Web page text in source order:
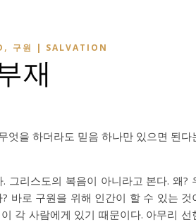
, 구원 | SALVATION
재
엇을 하더라도 믿음 하나만 있으면 된다
그리스도의 복음이 아니라고 본다. 왜?
바로 구원을 위해 인간이 할 수 있는 것
각 사람에게 있기 때문이다. 아무리 선